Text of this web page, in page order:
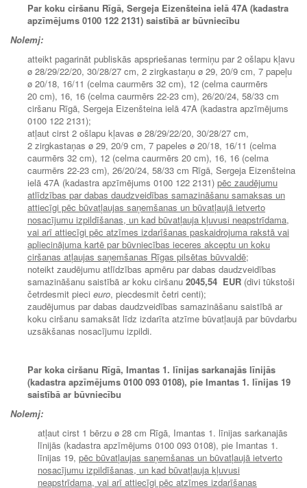
Par koku ciršanu Rīgā, Sergeja Eizenšteina ielā 47A (kadastra
apzīmējums 0100 122 2131) saistībā ar būvniecību
Nolemj:
atteikt pagarināt publiskās apspriešanas termiņu par 2 ošlapu kļavu
ø 28/29/22/20, 30/28/27 cm, 2 zirgkastaņu ø 29, 20/9 cm, 7 papeļu
ø 20/18, 16/11 (celma caurmērs 32 cm), 12 (celma caurmērs
20 cm), 16, 16 (celma caurmērs 22-23 cm), 26/20/24, 58/33 cm
ciršanu Rīgā, Sergeja Eizenšteina ielā 47A (kadastra apzīmējums
0100 122 2131);
atļaut cirst 2 ošlapu kļavas ø 28/29/22/20, 30/28/27 cm,
2 zirgkastaņas ø 29, 20/9 cm, 7 papeles ø 20/18, 16/11 (celma
caurmērs 32 cm), 12 (celma caurmērs 20 cm), 16, 16 (celma
caurmērs 22-23 cm), 26/20/24, 58/33 cm Rīgā, Sergeja Eizenšteina
ielā 47A (kadastra apzīmējums 0100 122 2131) pēc zaudējumu
atlīdzības par dabas daudzveidības samazināšanu samaksas un
attiecīgi pēc būvatļaujas saņemšanas un būvatļaujā ietverto
nosacījumu izpildīšanas, un kad būvatļauja kļuvusi neapstrīdama,
vai arī attiecīgi pēc atzīmes izdarīšanas paskaidrojuma rakstā vai
apliecinājuma kartē par būvniecības ieceres akceptu un koku
ciršanas atļaujas saņemšanas Rīgas pilsētas būvvaldē;
noteikt zaudējumu atlīdzības apmēru par dabas daudzveidības
samazināšanu saistībā ar koku ciršanu 2045,54 EUR (divi tūkstoši
četrdesmit pieci euro, piecdesmit četri centi);
zaudējumus par dabas daudzveidības samazināšanu saistībā ar
koku ciršanu samaksāt līdz izdarīta atzīme būvatļaujā par būvdarbu
uzsākšanas nosacījumu izpildi.
Par koka ciršanu Rīgā, Imantas 1. līnijas sarkanajās līnijās
(kadastra apzīmējums 0100 093 0108), pie Imantas 1. līnijas 19
saistībā ar būvniecību
Nolemj:
atļaut cirst 1 bērzu ø 28 cm Rīgā, Imantas 1. līnijas sarkanajās
līnijās (kadastra apzīmējums 0100 093 0108), pie Imantas 1.
līnijas 19, pēc būvatļaujas saņemšanas un būvatļaujā ietverto
nosacījumu izpildīšanas, un kad būvatļauja kļuvusi
neapstrīdama, vai arī attiecīgi pēc atzīmes izdarīšanas